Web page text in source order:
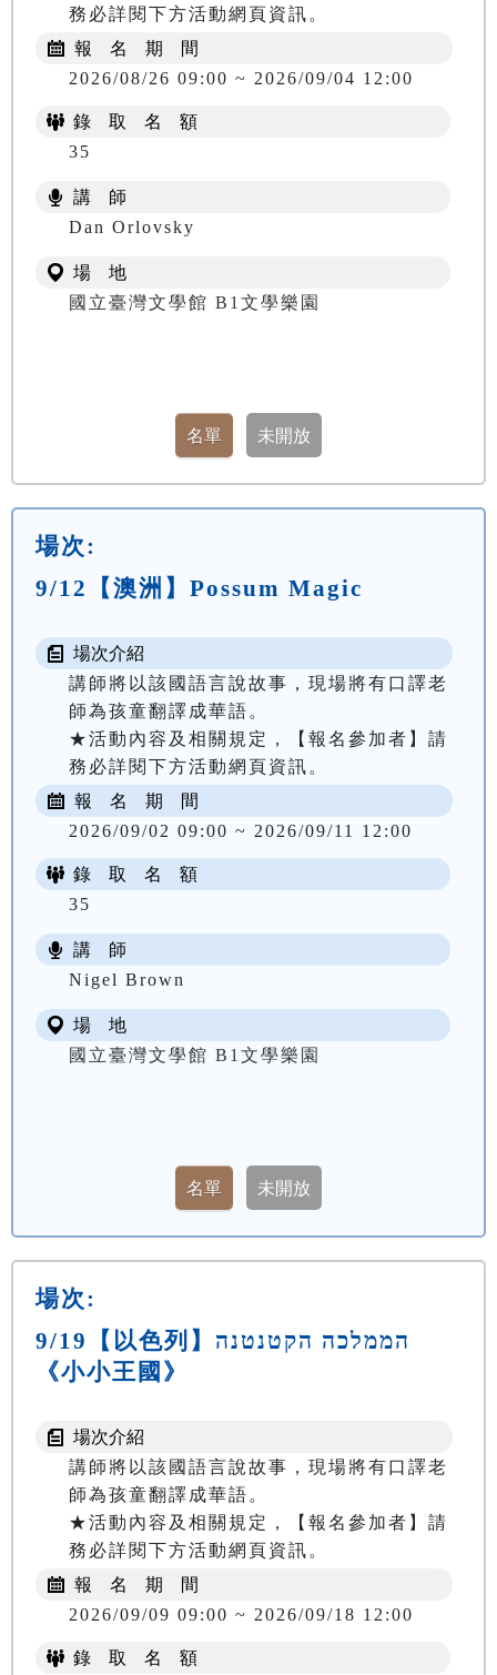
務必詳閱下方活動網頁資訊。
報 名 期 間
2026/08/26 09:00 ~ 2026/09/04 12:00
錄 取 名 額
35
講 師
​​​​​​​Dan Orlovsky
場 地
國立臺灣文學館 B1文學樂園
場次:
9/12【澳洲】Possum Magic
場次介紹
講師將以該國語言說故事，現場將有口譯老
師為孩童翻譯成華語。
★活動內容及相關規定，【報名參加者】請
務必詳閱下方活動網頁資訊。
報 名 期 間
2026/09/02 09:00 ~ 2026/09/11 12:00
錄 取 名 額
35
講 師
Nigel Brown
場 地
國立臺灣文學館 B1文學樂園
場次:
9/19【以色列】הממלכה הקטנטנה
《小小王國》
場次介紹
講師將以該國語言說故事，現場將有口譯老
師為孩童翻譯成華語。
★活動內容及相關規定，【報名參加者】請
務必詳閱下方活動網頁資訊。
報 名 期 間
2026/09/09 09:00 ~ 2026/09/18 12:00
錄 取 名 額